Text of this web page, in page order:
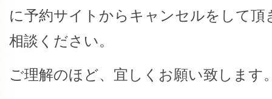
に予約サイトからキャンセルをして頂
相談ください。
ご理解のほど、宜しくお願い致します